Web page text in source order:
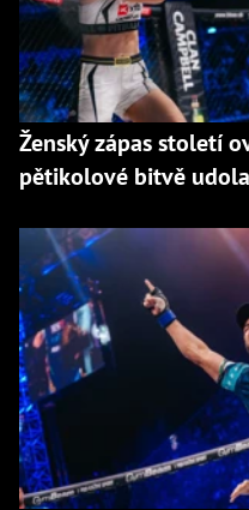
Ženský zápas století
pětikolové bitvě